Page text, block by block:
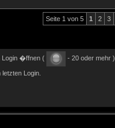
Seite 1 von 5 1 2 3
Login �ffnen ( - 20 oder mehr )
Login.